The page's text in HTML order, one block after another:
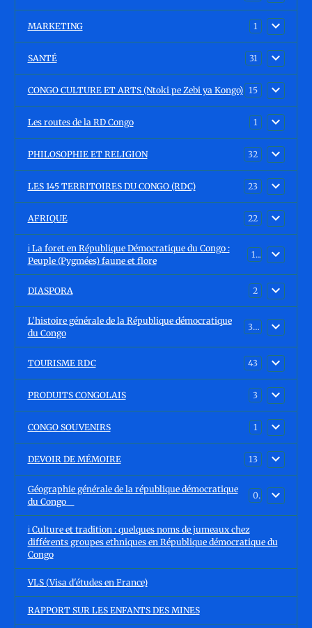
MARKETING 1
SANTÉ 31
CONGO CULTURE ET ARTS (Ntoki pe Zebi ya Kongo) 15
Les routes de la RD Congo 1
PHILOSOPHIE ET RELIGION 32
LES 145 TERRITOIRES DU CONGO (RDC) 23
AFRIQUE 22
ℹ️ La foret en République Démocratique du Congo :
Peuple (Pygmées) faune et flore
15
DIASPORA 2
L'histoire générale de la République démocratique
du Congo
30
TOURISME RDC 43
PRODUITS CONGOLAIS 3
CONGO SOUVENIRS 1
DEVOIR DE MÉMOIRE 13
Géographie générale de la république démocratique
du Congo
0
ℹ️ Culture et tradition : quelques noms de jumeaux chez
différents groupes ethniques en République démocratique du
Congo
VLS (Visa d'études en France)
RAPPORT SUR LES ENFANTS DES MINES